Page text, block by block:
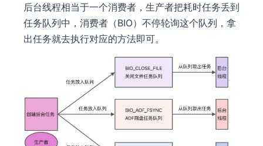
后台线程相当于一个消费者，生产者把耗时任务丢到
任务队列中，消费者（BIO）不停轮询这个队列，拿
出任务就去执行对应的方法即可。